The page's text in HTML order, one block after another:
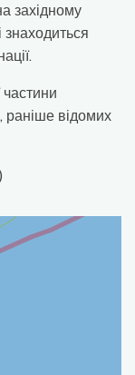
західному
раніше відомих